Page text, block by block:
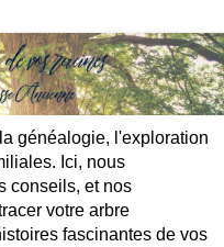
généalogie, l'exploration
Ici, nous
conseils, et nos
votre arbre
fascinantes de vos